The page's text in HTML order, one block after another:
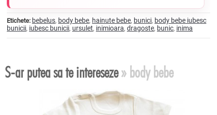
Etichete: bebelus, body bebe, hainute bebe, bunici, body bebe iubesc
bunicii, iubesc bunicii, ursulet, inimioara, dragoste, bunic, inima
S-ar putea sa te intereseze» body bebe